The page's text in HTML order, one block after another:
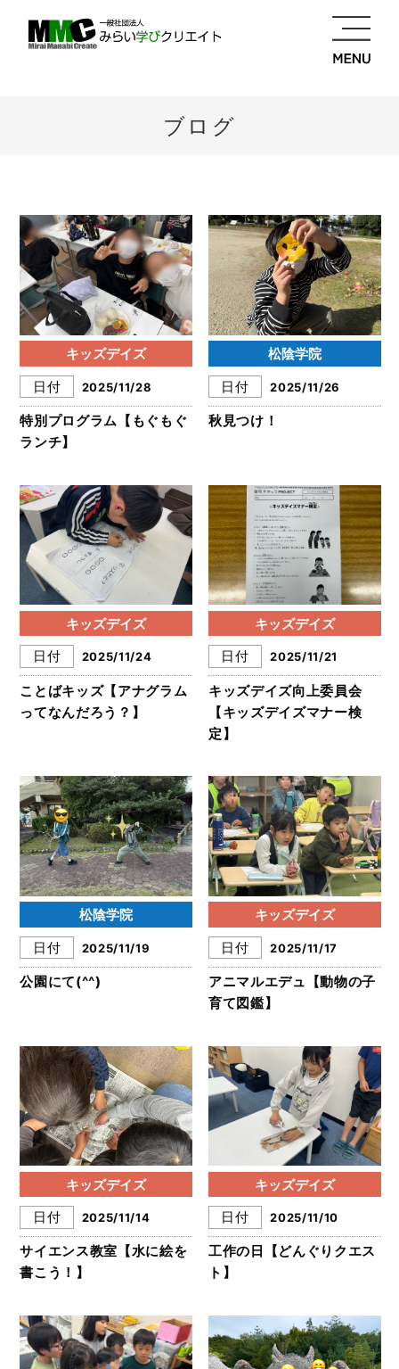
ブログ
キッズデイズ
日付
2025/11/28
特別プログラム【もぐもぐ
ランチ】
松陰学院
日付
2025/11/26
秋見つけ！
キッズデイズ
日付
2025/11/24
ことばキッズ【アナグラム
ってなんだろう？】
キッズデイズ
日付
2025/11/21
キッズデイズ向上委員会
【キッズデイズマナー検
定】
松陰学院
日付
2025/11/19
公園にて(^^)
キッズデイズ
日付
2025/11/17
アニマルエデュ【動物の子
育て図鑑】
キッズデイズ
日付
2025/11/14
サイエンス教室【水に絵を
書こう！】
キッズデイズ
日付
2025/11/10
工作の日【どんぐりクエス
ト】